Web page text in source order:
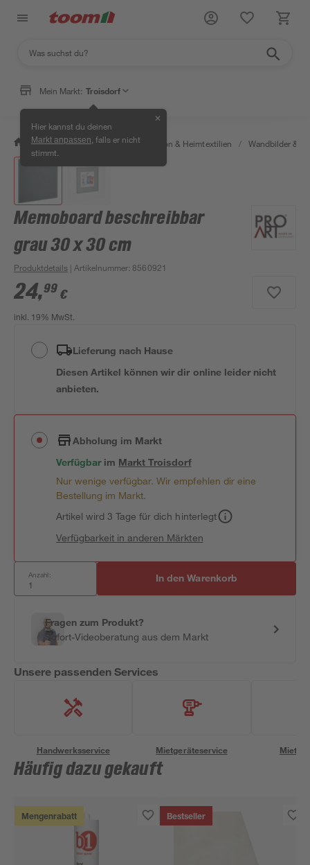
Mein Markt: Troisdorf
Hier kannst du deinen
Markt anpassen , falls er nicht
stimmt.
✕
/ Wohnen & Haushalt / Dekoration & Heimtextilien / Wandbilder &
Memoboard beschreibbar
grau 30 x 30 cm
Produktdetails | Artikelnummer: 8560921
24,99 €
inkl. 19% MwSt.
Lieferung nach Hause
Diesen Artikel können wir dir online leider nicht
anbieten.
Abholung im Markt
Verfügbar im MarktTroisdorf
Nur wenige verfügbar. Wir empfehlen dir eine
Bestellung im Markt.
Artikel wird 3 Tage für dich hinterlegt
Verfügbarkeit in anderen Märkten
Anzahl: In den Warenkorb
Fragen zum Produkt?
Sofort-Videoberatung aus dem Markt
Unsere passenden Services
Handwerksservice Mietgeräteservice
Häufig dazu gekauft
Mengenrabatt Bestseller